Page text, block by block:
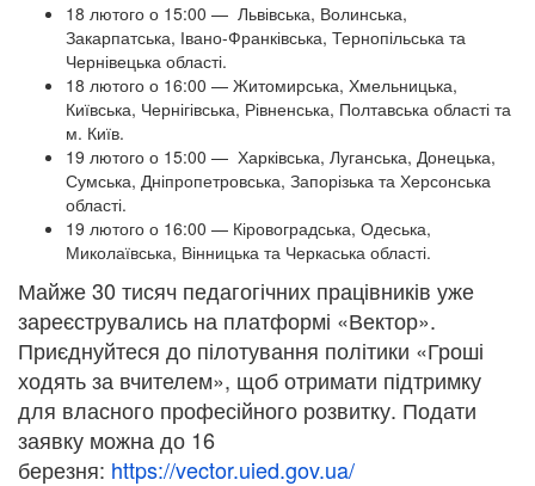
18 лютого о 15:00 — Львівська, Волинська,
Закарпатська, Івано-Франківська, Тернопільська та
Чернівецька області.
18 лютого о 16:00 — Житомирська, Хмельницька,
Київська, Чернігівська, Рівненська, Полтавська області та
м. Київ.
19 лютого о 15:00 — Харківська, Луганська, Донецька,
Сумська, Дніпропетровська, Запорізька та Херсонська
області.
19 лютого о 16:00 — Кіровоградська, Одеська,
Миколаївська, Вінницька та Черкаська області.
Майже 30 тисяч педагогічних працівників уже
зареєструвались на платформі «Вектор».
Приєднуйтеся до пілотування політики «Гроші
ходять за вчителем», щоб отримати підтримку
для власного професійного розвитку. Подати
заявку можна до 16
березня: https://vector.uied.gov.ua/